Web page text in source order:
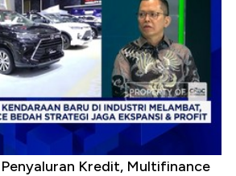
Kredit, Multifinance